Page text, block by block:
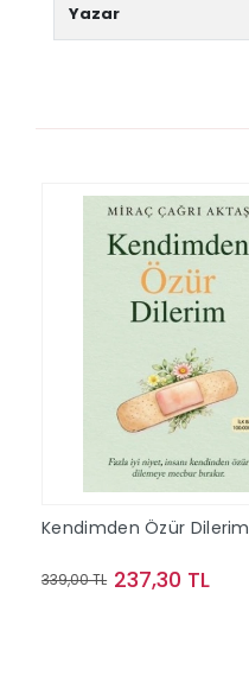
Yazar
Kendimden Özür Dilerim
339,00 TL 237,30 TL